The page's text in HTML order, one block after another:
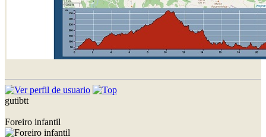
gutibtt
Foreiro infantil